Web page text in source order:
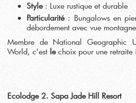
Style: Luxe rustique et durable
Particularité: Bungalows en
débordement avec vue
Membre de National Geographic
World, c’est lechoix pour une retraite
Ecolodge 2. Sapa Jade Hill Resort